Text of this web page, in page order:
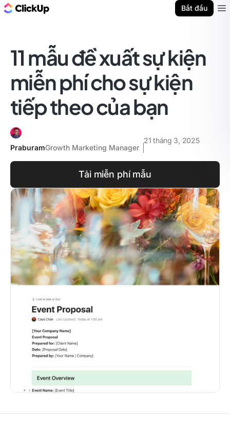
Bắt đầu
11 mẫu đề xuất sự kiện
miễn phí cho sự kiện
tiếp theo của bạn
PraburamGrowth Marketing Manager
21 tháng 3, 2025
Tải miễn phí mẫu